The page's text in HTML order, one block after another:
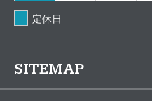
定休日
SITEMAP